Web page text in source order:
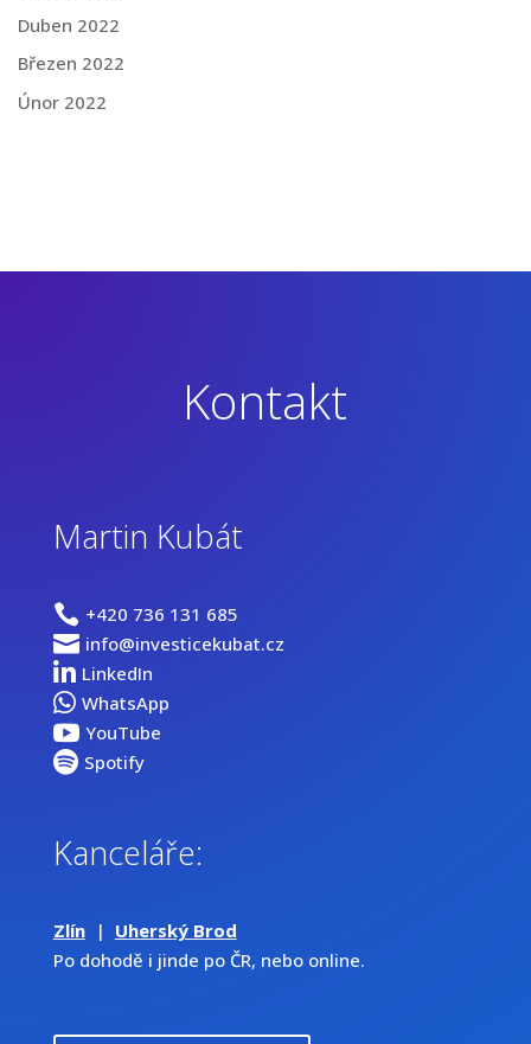
Duben 2022
Březen 2022
Únor 2022
Kontakt
Martin Kubát
 +420 736 131 685
 info@investicekubat.cz
 LinkedIn
 WhatsApp
 YouTube
 Spotify
Kanceláře:
Zlín | Uherský Brod
Po dohodě i jinde po ČR, nebo online.